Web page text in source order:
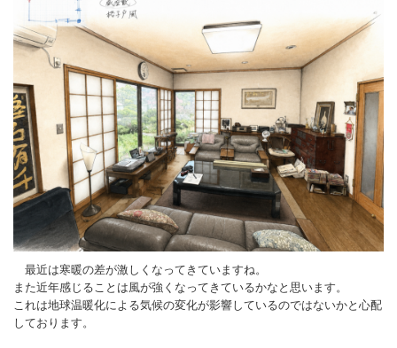
最近は寒暖の差が激しくなってきていますね。
また近年感じることは風が強くなってきているかなと思います。
これは地球温暖化による気候の変化が影響しているのではないかと心配
しております。